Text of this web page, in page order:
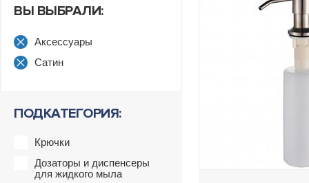
ВЫ ВЫБРАЛИ:
Аксессуары
Сатин
ПОДКАТЕГОРИЯ:
Крючки
Дозаторы и диспенсеры
для жидкого мыла